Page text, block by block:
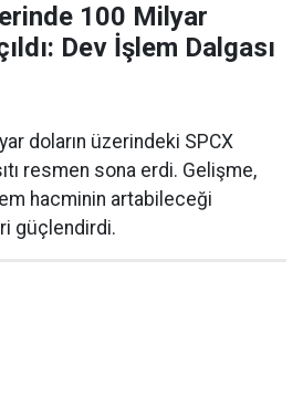
100 Milyar
Dev İşlem Dalgası
doların üzerindeki SPCX
resmen sona erdi. Gelişme,
hacminin artabileceği
güçlendirdi.